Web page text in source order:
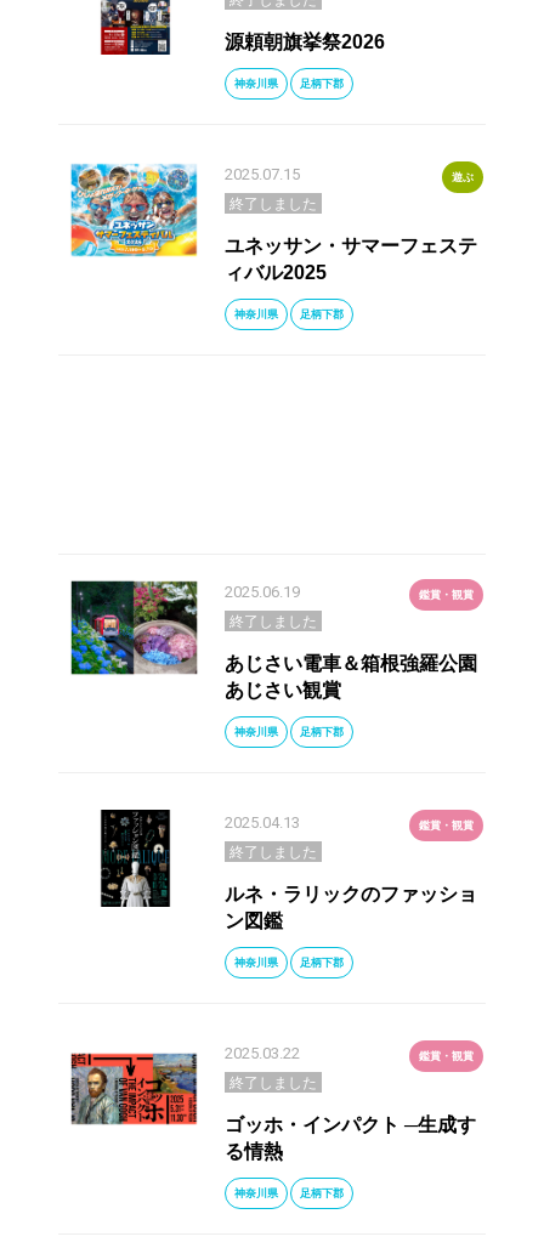
源頼朝旗挙祭2026
神奈川県 足柄下郡
2025.07.15 遊ぶ
終了しました
ユネッサン・サマーフェステ
ィバル2025
神奈川県 足柄下郡
2025.06.19 鑑賞・観賞
終了しました
あじさい電車＆箱根強羅公園
あじさい観賞
神奈川県 足柄下郡
2025.04.13 鑑賞・観賞
終了しました
ルネ・ラリックのファッショ
ン図鑑
神奈川県 足柄下郡
2025.03.22 鑑賞・観賞
終了しました
ゴッホ・インパクト ─生成す
る情熱
神奈川県 足柄下郡